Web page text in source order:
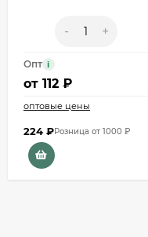
- +
Опт i
от 112 ₽
оптовые цены
224 ₽Розница от 1000 ₽